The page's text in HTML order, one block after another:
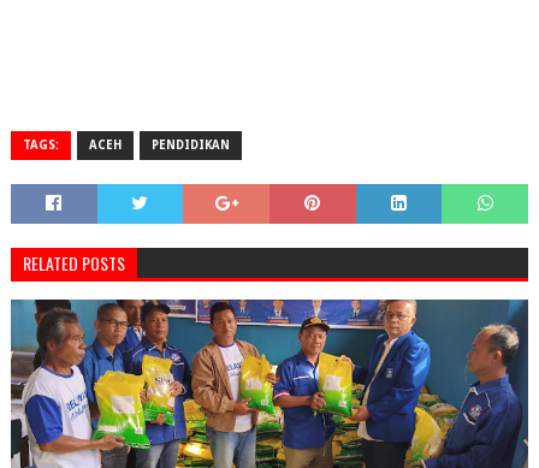
TAGS: ACEH PENDIDIKAN
RELATED POSTS